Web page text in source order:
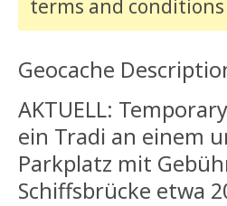
terms and conditions
Geocache
AKTUELL:
ein Tradi an einem
Parkplatz mit
Schiffsbrücke etwa